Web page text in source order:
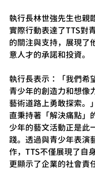
執行長林世強先生也親
實際行動表達了TTS對
的關注與支持，展現了
意人才的承諾和投資。
執行長表示：「我們希
青少年的創造力和想像
藝術道路上勇敢探索。
直秉持著「解決痛點」
少年的藝文活動正是此
踐。透過與青少年表演
作，TTS不僅展現了自
更顯示了企業的社會責